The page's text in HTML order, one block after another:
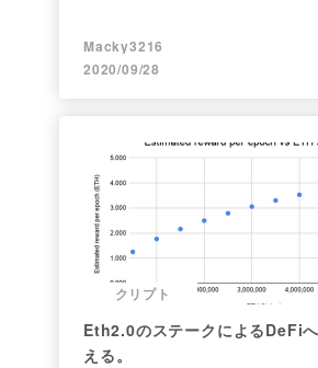
Macky3216
2020/09/28
クリプト
Eth2.0のステークによるDeFi
える。